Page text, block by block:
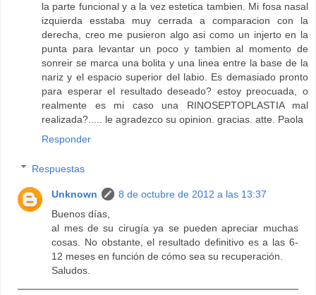
la parte funcional y a la vez estetica tambien. Mi fosa nasal
izquierda esstaba muy cerrada a comparacion con la
derecha, creo me pusieron algo asi como un injerto en la
punta para levantar un poco y tambien al momento de
sonreir se marca una bolita y una linea entre la base de la
nariz y el espacio superior del labio. Es demasiado pronto
para esperar el resultado deseado? estoy preocuada, o
realmente es mi caso una RINOSEPTOPLASTIA mal
realizada?..... le agradezco su opinion. gracias. atte. Paola
Responder
Respuestas
Unknown
8 de octubre de 2012 a las 13:37
Buenos días,
al mes de su cirugía ya se pueden apreciar muchas
cosas. No obstante, el resultado definitivo es a las 6-
12 meses en función de cómo sea su recuperación.
Saludos.